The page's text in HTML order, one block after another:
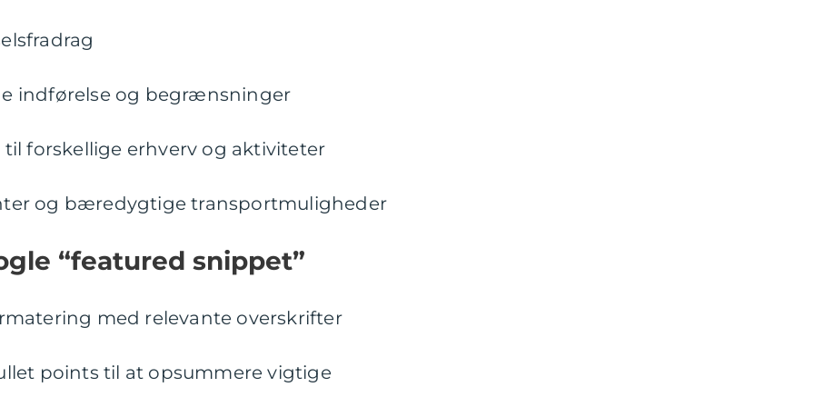
indførelse og begrænsninger
til forskellige erhverv og aktiviteter
og bæredygtige transportmuligheder
“featured snippet”
med relevante overskrifter
points til at opsummere vigtige